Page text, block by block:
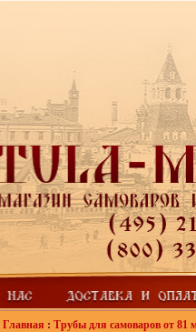
Главная : Трубы для самоваров от 81